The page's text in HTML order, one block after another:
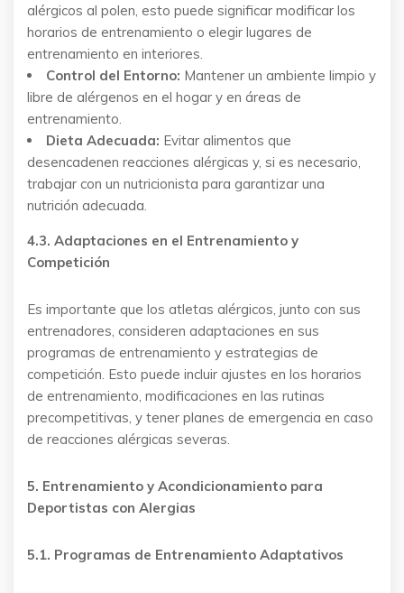
alérgicos al polen, esto puede significar modificar los
horarios de entrenamiento o elegir lugares de
entrenamiento en interiores.
Control del Entorno: Mantener un ambiente limpio y
libre de alérgenos en el hogar y en áreas de
entrenamiento.
Dieta Adecuada: Evitar alimentos que
desencadenen reacciones alérgicas y, si es necesario,
trabajar con un nutricionista para garantizar una
nutrición adecuada.
4.3. Adaptaciones en el Entrenamiento y
Competición
Es importante que los atletas alérgicos, junto con sus
entrenadores, consideren adaptaciones en sus
programas de entrenamiento y estrategias de
competición. Esto puede incluir ajustes en los horarios
de entrenamiento, modificaciones en las rutinas
precompetitivas, y tener planes de emergencia en caso
de reacciones alérgicas severas.
5. Entrenamiento y Acondicionamiento para
Deportistas con Alergias
5.1. Programas de Entrenamiento Adaptativos